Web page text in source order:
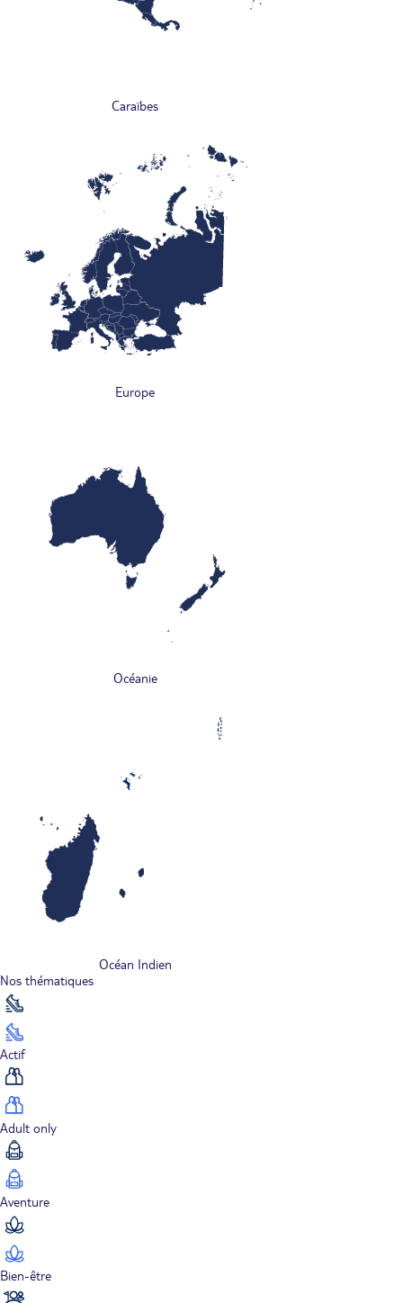
Caraïbes
Europe
Océanie
Océan Indien
Nos thématiques
Actif
Adult only
Aventure
Bien-être